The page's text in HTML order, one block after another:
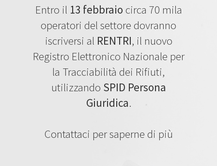
Entro il 13 febbraio circa 70 mila
operatori del settore dovranno
iscriversi al RENTRI, il nuovo
Registro Elettronico Nazionale per
la Tracciabilità dei Rifiuti,
utilizzando SPID Persona
Giuridica.
Contattaci per saperne di più